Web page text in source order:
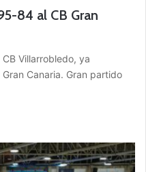
84 al CB Gran
Villarrobledo, ya
Canaria. Gran partido